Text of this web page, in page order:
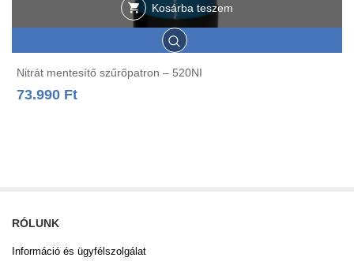
Kosárba teszem
Nitrát mentesítő szűrőpatron – 520NI
73.990 Ft
RÓLUNK
Információ és ügyfélszolgálat